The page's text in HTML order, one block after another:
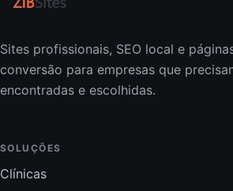
Sites profissionais, SEO local e
conversão para empresas que
encontradas e escolhidas.
SOLUÇÕES
Clínicas